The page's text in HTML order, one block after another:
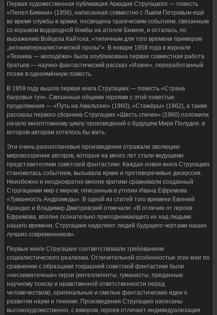
Первая художественная публикация Аркадия Стругацкого — повесть
«Пепел Бикини» (1956), написанная совместно с Львом Петровым ещё
во время службы в армии, посвящена трагическим событиям, связанным
со взрывом водородной бомбы на атолле Бикини, и осталась, по
выражению Войцеха Кайтоха, «типичным для того времени примером
„антиимпериалистической прозы“». В январе 1958 года в журнале
«Техника — молодёжи» была опубликована первая совместная работа
братьев — научно-фантастический рассказ «Извне», переработанный
позже в одноимённую повесть.
В 1959 году вышла первая книга Стругацких — повесть «Страна
багровых туч». Связанные общими героями с этой повестью
продолжения — «Путь на Амальтею» (1960), «Стажёры» (1962), а также
рассказы первого сборника Стругацких «Шесть спичек» (1960) положили
начало многотомному циклу произведений о будущем Мире Полудня, в
котором авторам хотелось бы жить.
Эти очень разноплановые произведения отражали эволюцию
мировоззрения авторов, которые на много лет стали ведущими
представителями советской фантастики. Каждая новая книга Стругацких
становилась событием, вызывала яркие и противоречивые дискуссии.
Неизбежно и неоднократно многие критики сравнивали созданный
Стругацкими мир с миром, описанным в утопии Ивана Ефремова
«Туманность Андромеды». В одной из статей того времени Евгений
Брандис и Владимир Дмитревский отмечали: «В отличие от героев
Ефремова, вполне сознательно приподнимающего их над людьми
нашего времени, Стругацкие наделяют людей будущего чертами наших
лучших современников».
Первые книги Стругацких соответствовали требованиям
социалистического реализма. Отличительной особенностью этих книг по
сравнению с образцами тогдашней советской фантастики были
«несхематичные» герои (интеллигенты, гуманисты, преданные
научному поиску и нравственной ответственности перед
человечеством), оригинальные и смелые фантастические идеи о
развитии науки и техники. Произведения Стругацких написаны
высокохудожественно, с юмором, героев отличает индивидуализация